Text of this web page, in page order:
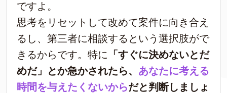
ですよ。
思考をリセットして改めて案件に向き合え
るし、第三者に相談するという選択肢がで
きるからです。特に 「すぐに決めないとだ
めだ」とか急かされたら、 あなたに考える
時間を与えたくないからだと判断しましょ